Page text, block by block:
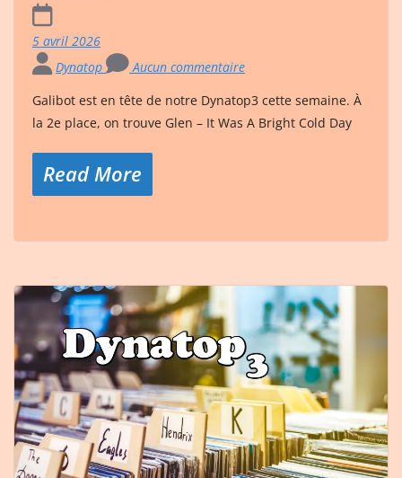
5 avril 2026
Dynatop
Aucun commentaire
Galibot est en tête de notre Dynatop3 cette semaine. À
la 2e place, on trouve Glen – It Was A Bright Cold Day
Read More